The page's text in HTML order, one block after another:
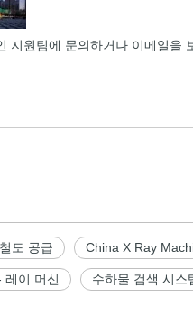
지원팀에 문의하거나 이메일을
철도 공급 China X Ray
레이 머신 수하물 검색 시스